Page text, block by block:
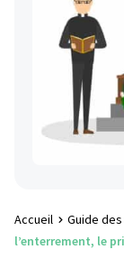
Accueil Guide
l’enterrement, le